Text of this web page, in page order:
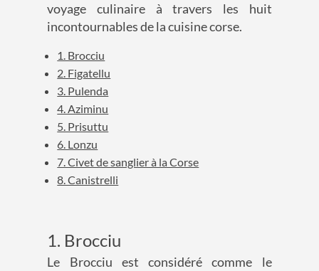
voyage culinaire à travers les huit
incontournables de la cuisine corse.
1. Brocciu
2. Figatellu
3. Pulenda
4. Aziminu
5. Prisuttu
6. Lonzu
7. Civet de sanglier à la Corse
8. Canistrelli
1. Brocciu
Le Brocciu est considéré comme le